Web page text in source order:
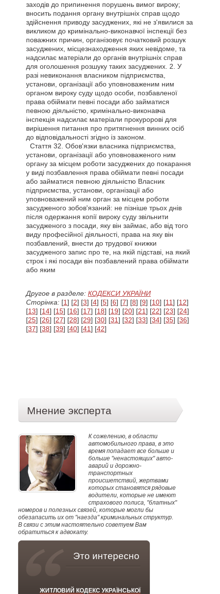
заходів до припинення порушень вимог вироку;
вносить подання органу внутрішніх справ щодо
здійснення приводу засуджених, які не з'явилися за
викликом до кримінально-виконавчої інспекції без
поважних причин, організовує початковий розшук
засуджених, місцезнаходження яких невідоме, та
надсилає матеріали до органів внутрішніх справ
для оголошення розшуку таких засуджених. 2. У
разі невиконання власником підприємства,
установи, організації або уповноваженим ним
органом вироку суду щодо особи, позбавленої
права обіймати певні посади або займатися
певною діяльністю, кримінально-виконавча
інспекція надсилає матеріали прокуророві для
вирішення питання про притягнення винних осіб
до відповідальності згідно із законом.
Стаття 32. Обов'язки власника підприємства,
установи, організації або уповноваженого ним
органу за місцем роботи засуджених до покарання
у виді позбавлення права обіймати певні посади
або займатися певною діяльністю Власник
підприємства, установи, організації або
уповноважений ним орган за місцем роботи
засудженого зобов'язаний: не пізніше трьох днів
після одержання копії вироку суду звільнити
засудженого з посади, яку він займає, або від того
виду професійної діяльності, права на яку він
позбавлений, внести до трудової книжки
засудженого запис про те, на якій підставі, на який
строк і які посади він позбавлений права обіймати
або яким
Другое в разделе: КОДЕКСИ УКРАЇНИ
Сторінка: [1] [2] [3] [4] [5] [6] [7] [8] [9] [10] [11] [12]
[13] [14] [15] [16] [17] [18] [19] [20] [21] [22] [23] [24]
[25] [26] [27] [28] [29] [30] [31] [32] [33] [34] [35] [36]
[37] [38] [39] [40] [41] [42]
Мнение эксперта
К сожелению, в области
автомобильного права, в это
время попадает все больше и
больше "ненастоящих" авто-
аварий и дорожно-
транспортных
происшетствий, жертвами
которых становятся рядовые
водители, которые не имеют
страхового полиса, "блатных"
номеров и полезных связей, которые могли бы
обезапасить их от "наезда" криминальных структур.
В связи с этим настоятельно советуем Вам
обратиться к адвокату.
Это интересно
ЖИТЛОВИЙ КОДЕКС УКРАЇНСЬКОЇ